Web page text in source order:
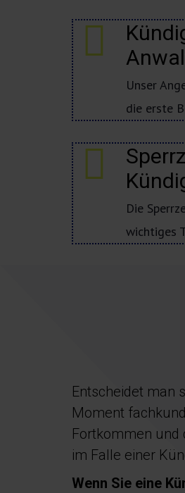
Unser
die erste
Die
wichtiges
Entscheidet man
Moment
Fortkommen und
im Falle einer
Wenn Sie eine